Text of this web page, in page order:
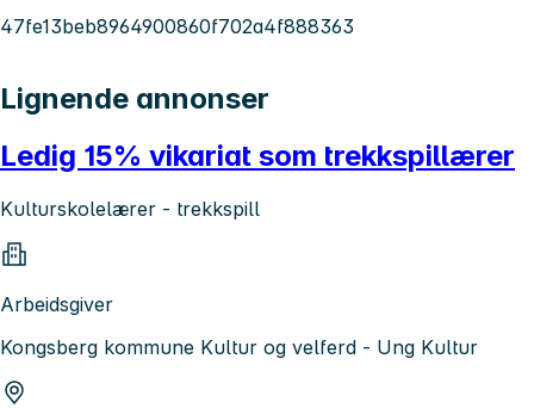
47fe13beb8964900860f702a4f888363
Lignende annonser
Ledig 15% vikariat som trekkspillærer
Kulturskolelærer - trekkspill
Arbeidsgiver
Kongsberg kommune Kultur og velferd - Ung Kultur